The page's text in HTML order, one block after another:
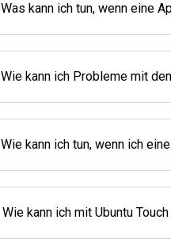
Was kann ich tun, wenn eine
Wie kann ich Probleme mit
Wie kann ich tun, wenn ich
Wie kann ich mit Ubuntu